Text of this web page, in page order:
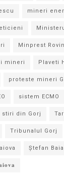
mineri
Minprest
mineri Plaveti
proteste mineri
sistem ECMO
stiri din Gorj
Tribunalul Gorj
Ștefan